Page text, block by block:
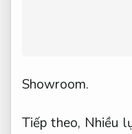
minh bạch.
cầu cụ thể và